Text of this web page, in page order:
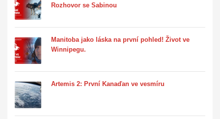
Rozhovor se Sabinou
Manitoba jako láska na první pohled! Život ve
Winnipegu.
Artemis 2: První Kanaďan ve vesmíru